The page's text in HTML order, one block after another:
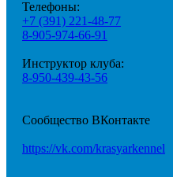
Телефоны:
+7 (391) 221-48-77
8-905-974-66-91
Инструктор клуба:
8-950-439-43-56
Сообщество ВКонтакте
https://vk.com/krasyarkennel